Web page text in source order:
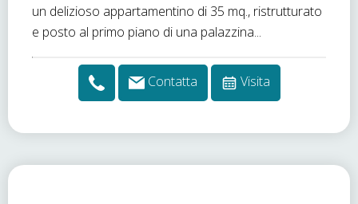
un delizioso appartamentino di 35 mq., ristrutturato
e posto al primo piano di una palazzina...
Contatta Visita